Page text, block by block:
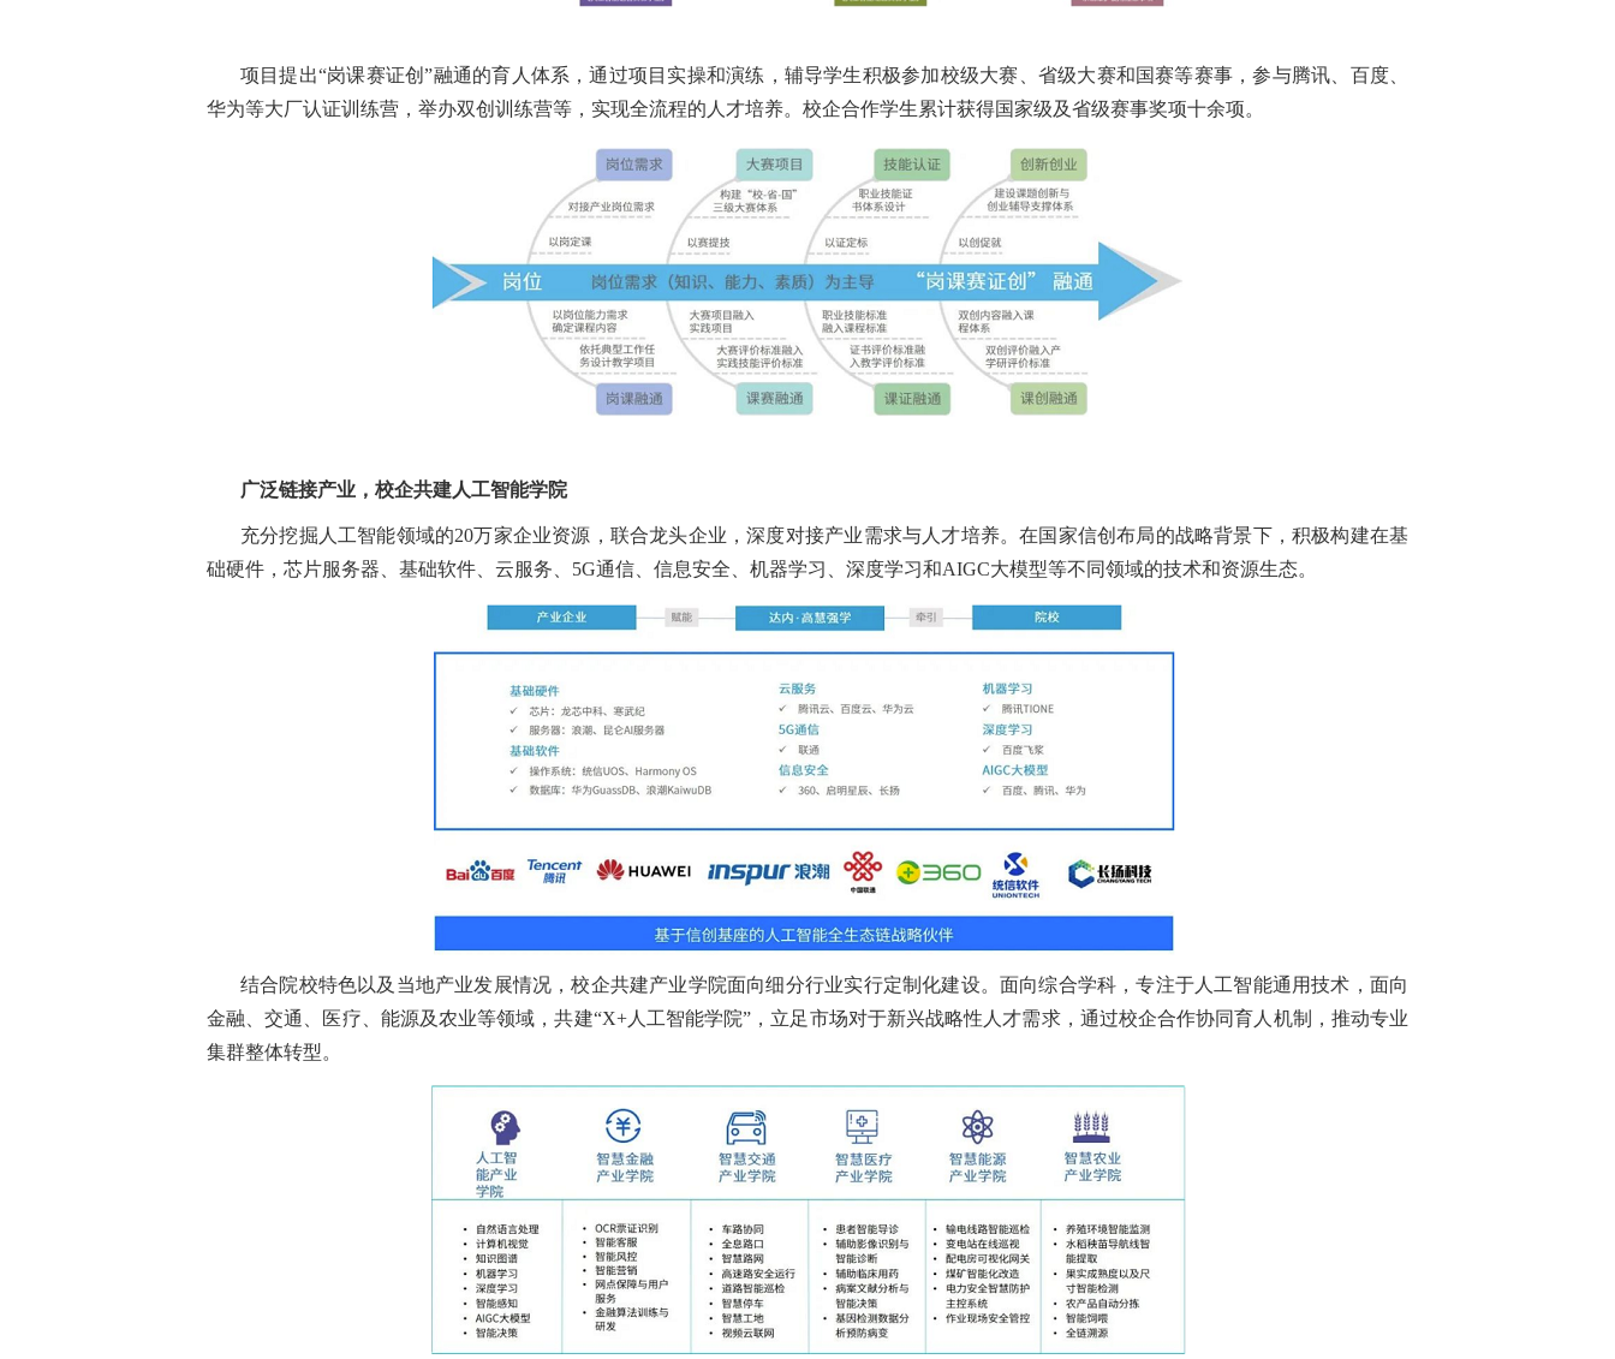
项目提出“岗课赛证创”融通的育人体系，通过项目实操和演练，辅导学生积极参加校级大赛、省级大赛和国赛等赛事，参与腾讯、百度、
华为等大厂认证训练营，举办双创训练营等，实现全流程的人才培养。校企合作学生累计获得国家级及省级赛事奖项十余项。
广泛链接产业，校企共建人工智能学院
充分挖掘人工智能领域的20万家企业资源，联合龙头企业，深度对接产业需求与人才培养。在国家信创布局的战略背景下，积极构建在基
础硬件，芯片服务器、基础软件、云服务、5G通信、信息安全、机器学习、深度学习和AIGC大模型等不同领域的技术和资源生态。
结合院校特色以及当地产业发展情况，校企共建产业学院面向细分行业实行定制化建设。面向综合学科，专注于人工智能通用技术，面向
金融、交通、医疗、能源及农业等领域，共建“X+人工智能学院”，立足市场对于新兴战略性人才需求，通过校企合作协同育人机制，推动专业
集群整体转型。